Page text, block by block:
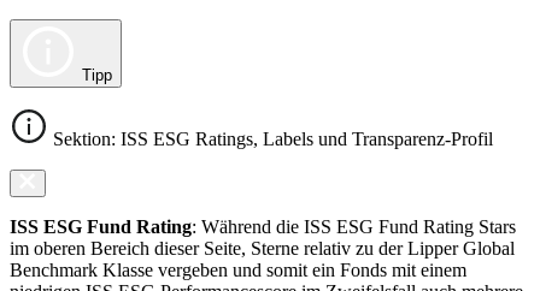
Tipp
Sektion: ISS ESG Ratings, Labels und Transparenz-Profil
ISS ESG Fund Rating: Während die ISS ESG Fund Rating Stars
im oberen Bereich dieser Seite, Sterne relativ zu der Lipper Global
Benchmark Klasse vergeben und somit ein Fonds mit einem